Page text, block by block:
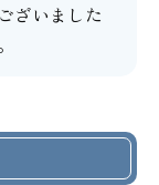
ざいました